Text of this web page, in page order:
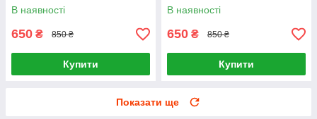
В наявності
650 ₴ 850 ₴
Купити
В наявності
650 ₴ 850 ₴
Купити
Показати ще